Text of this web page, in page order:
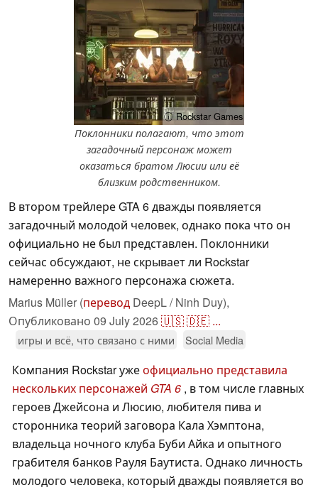
ⓘ Rockstar Games
Поклонники полагают, что этот
загадочный персонаж может
оказаться братом Люсии или её
близким родственником.
В втором трейлере GTA 6 дважды появляется
загадочный молодой человек, однако пока что он
официально не был представлен. Поклонники
сейчас обсуждают, не скрывает ли Rockstar
намеренно важного персонажа сюжета.
Marius Müller (перевод DeepL / Ninh Duy),
Опубликовано 09 July 2026🇺🇸🇩🇪 ...
игры и всё, что связано с ними Social Media
Компания Rockstar ужеофициально представила
нескольких персонажей GTA 6 , в том числе главных
героев Джейсона и Люсию, любителя пива и
сторонника теорий заговора Кала Хэмптона,
владельца ночного клуба Буби Айка и опытного
грабителя банков Рауля Баутиста. Однако личность
молодого человека, который дважды появляется во